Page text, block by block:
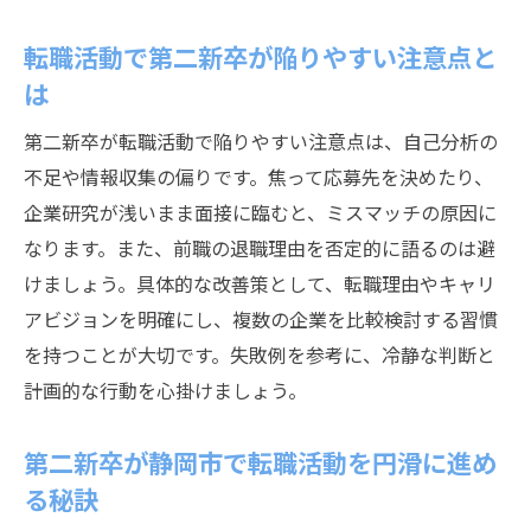
転職活動で第二新卒が陥りやすい注意点と
は
第二新卒が転職活動で陥りやすい注意点は、自己分析の
不足や情報収集の偏りです。焦って応募先を決めたり、
企業研究が浅いまま面接に臨むと、ミスマッチの原因に
なります。また、前職の退職理由を否定的に語るのは避
けましょう。具体的な改善策として、転職理由やキャリ
アビジョンを明確にし、複数の企業を比較検討する習慣
を持つことが大切です。失敗例を参考に、冷静な判断と
計画的な行動を心掛けましょう。
第二新卒が静岡市で転職活動を円滑に進め
る秘訣